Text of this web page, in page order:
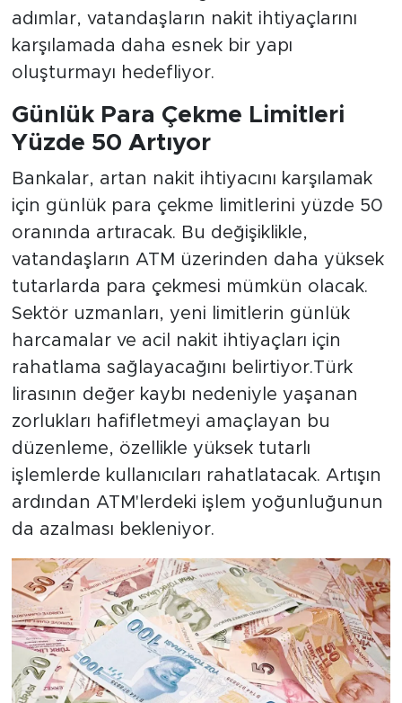
adımlar, vatandaşların nakit ihtiyaçlarını
karşılamada daha esnek bir yapı
oluşturmayı hedefliyor.
Günlük Para Çekme Limitleri
Yüzde 50 Artıyor
Bankalar, artan nakit ihtiyacını karşılamak
için günlük para çekme limitlerini yüzde 50
oranında artıracak. Bu değişiklikle,
vatandaşların ATM üzerinden daha yüksek
tutarlarda para çekmesi mümkün olacak.
Sektör uzmanları, yeni limitlerin günlük
harcamalar ve acil nakit ihtiyaçları için
rahatlama sağlayacağını belirtiyor.Türk
lirasının değer kaybı nedeniyle yaşanan
zorlukları hafifletmeyi amaçlayan bu
düzenleme, özellikle yüksek tutarlı
işlemlerde kullanıcıları rahatlatacak. Artışın
ardından ATM'lerdeki işlem yoğunluğunun
da azalması bekleniyor.